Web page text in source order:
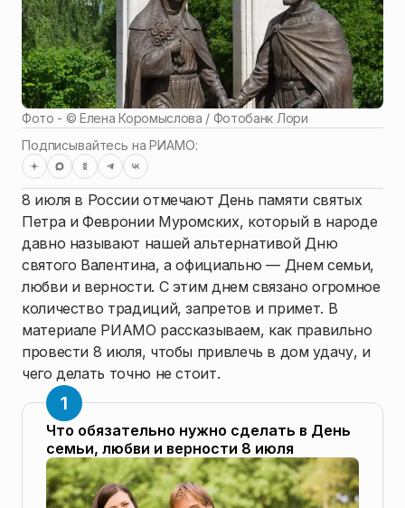
Фото - ©Елена Коромыслова / Фотобанк Лори
Подписывайтесь на РИАМО:
8 июля в России отмечают День памяти святых
Петра и Февронии Муромских, который в народе
давно называют нашей альтернативой Дню
святого Валентина, а официально — Днем семьи,
любви и верности. С этим днем связано огромное
количество традиций, запретов и примет. В
материале РИАМО рассказываем, как правильно
провести 8 июля, чтобы привлечь в дом удачу, и
чего делать точно не стоит.
Что обязательно нужно сделать в День
семьи, любви и верности 8 июля